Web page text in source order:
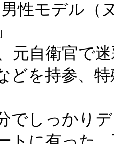
男性モデル
元自衛官で
どを持参、
でしっかり